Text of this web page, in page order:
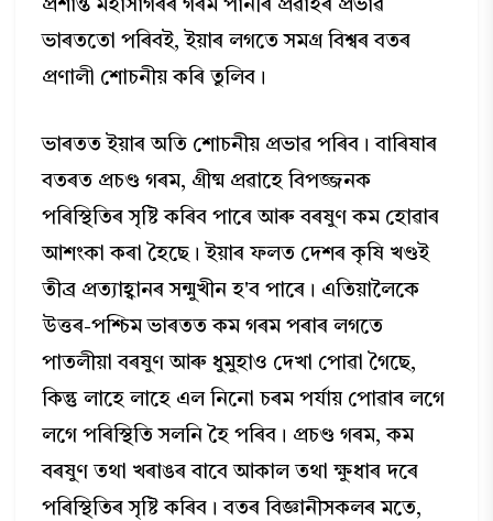
প্রশান্ত মহাসাগৰৰ গৰম পানীৰ প্ৰৱাহৰ প্ৰভাৱ
ভাৰততো পৰিবই, ইয়াৰ লগতে সমগ্ৰ বিশ্বৰ বতৰ
প্ৰণালী শোচনীয় কৰি তুলিব।
ভাৰতত ইয়াৰ অতি শোচনীয় প্ৰভাৱ পৰিব। বাৰিষাৰ
বতৰত প্ৰচণ্ড গৰম, গ্রীষ্ম প্রৱাহে বিপজ্জনক
পৰিস্থিতিৰ সৃষ্টি কৰিব পাৰে আৰু বৰষুণ কম হোৱাৰ
আশংকা কৰা হৈছে। ইয়াৰ ফলত দেশৰ কৃষি খণ্ডই
তীব্র প্রত্যাহ্বানৰ সন্মুখীন হ'ব পাৰে। এতিয়ালৈকে
উত্তৰ-পশ্চিম ভাৰতত কম গৰম পৰাৰ লগতে
পাতলীয়া বৰষুণ আৰু ধুমুহাও দেখা পোৱা গৈছে,
কিন্তু লাহে লাহে এল নিনো চৰম পৰ্যায় পোৱাৰ লগে
লগে পৰিস্থিতি সলনি হৈ পৰিব। প্রচণ্ড গৰম, কম
বৰষুণ তথা খৰাঙৰ বাবে আকাল তথা ক্ষুধাৰ দৰে
পৰিস্থিতিৰ সৃষ্টি কৰিব। বতৰ বিজ্ঞানীসকলৰ মতে,